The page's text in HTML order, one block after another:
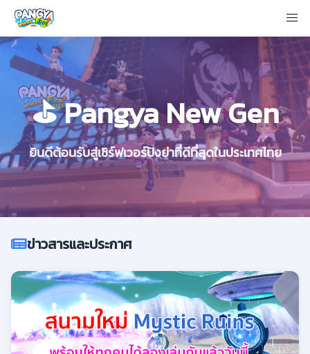
⛳ Pangya New Gen
ยินดีต้อนรับสู่เซิร์ฟเวอร์ปังย่าที่ดีที่สุดในประเทศไทย
ข่าวสารและประกาศ